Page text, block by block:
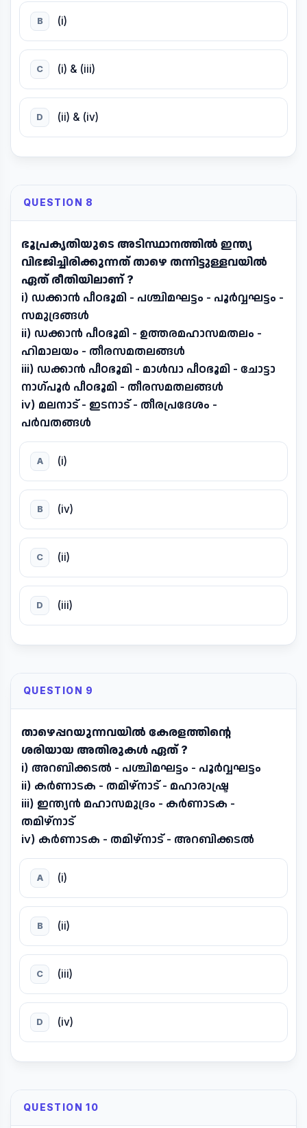
B (i)
C (i) & (iii)
D (ii) & (iv)
QUESTION 8
ഭൂപ്രകൃതിയുടെ അടിസ്ഥാനത്തിൽ ഇന്ത്യ
വിഭജിച്ചിരിക്കുന്നത് താഴെ തന്നിട്ടുള്ളവയിൽ
ഏത് രീതിയിലാണ് ?
i) ഡക്കാൻ പീഠഭൂമി - പശ്ചിമഘട്ടം - പൂർവ്വഘട്ടം -
സമുദ്രങ്ങൾ
ii) ഡക്കാൻ പീഠഭൂമി - ഉത്തരമഹാസമതലം -
ഹിമാലയം - തീരസമതലങ്ങൾ
iii) ഡക്കാൻ പീഠഭൂമി - മാൾവാ പീഠഭൂമി - ചോട്ടാ
നാഗ്പൂർ പീഠഭൂമി - തീരസമതലങ്ങൾ
iv) മലനാട് - ഇടനാട് - തീരപ്രദേശം -
പർവതങ്ങൾ
A (i)
B (iv)
C (ii)
D (iii)
QUESTION 9
താഴെപ്പറയുന്നവയിൽ കേരളത്തിന്റെ
ശരിയായ അതിരുകൾ ഏത് ?
i) അറബിക്കടൽ - പശ്ചിമഘട്ടം - പൂർവ്വഘട്ടം
ii) കർണാടക - തമിഴ്നാട് - മഹാരാഷ്ട്ര
iii) ഇന്ത്യൻ മഹാസമുദ്രം - കർണാടക -
തമിഴ്നാട്
iv) കർണാടക - തമിഴ്നാട് - അറബിക്കടൽ
A (i)
B (ii)
C (iii)
D (iv)
QUESTION 10